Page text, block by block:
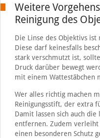
Weitere
Reinigung des
Die Linse des Objektivs ist
Diese darf keinesfalls
stark verschmutzt ist,
Druck darüber bewegt
mit einem Wattestäbchen
Wer alles richtig machen
Reinigungsstift, der extra
Damit lassen sich auch
entfernen. Zudem
einen besonderen Schutz